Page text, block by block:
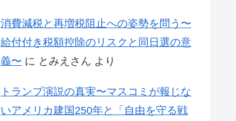
消費減税と再増税阻止への姿勢を問う〜
給付付き税額控除のリスクと同日選の意
義〜 に とみえさん より
トランプ演説の真実〜マスコミが報じな
いアメリカ建国250年と「自由を守る戦